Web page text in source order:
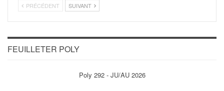
PRÉCÉDENT SUIVANT
FEUILLETER POLY
Poly 292 - JU/AU 2026